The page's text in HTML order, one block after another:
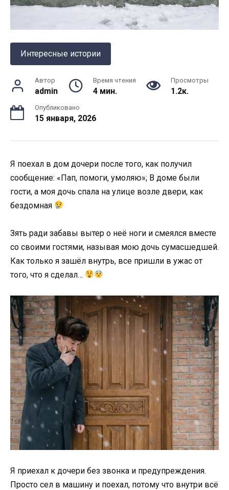
Интересные истории
Автор
admin
Время чтения
4 мин.
Просмотры
1.2к.
Опубликовано
15 января, 2026
Я поехал в дом дочери после того, как получил
сообщение: «Пап, помоги, умоляю»; В доме были
гости, а моя дочь спала на улице возле двери, как
бездомная
Зять ради забавы вытер о неё ноги и смеялся вместе
со своими гостями, называя мою дочь сумасшедшей.
Как только я зашёл внутрь, все пришли в ужас от
того, что я сделал…
Я приехал к дочери без звонка и предупреждения.
Просто сел в машину и поехал, потому что внутри всё